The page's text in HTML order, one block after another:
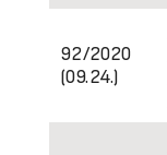
92/2020
(09.24.)